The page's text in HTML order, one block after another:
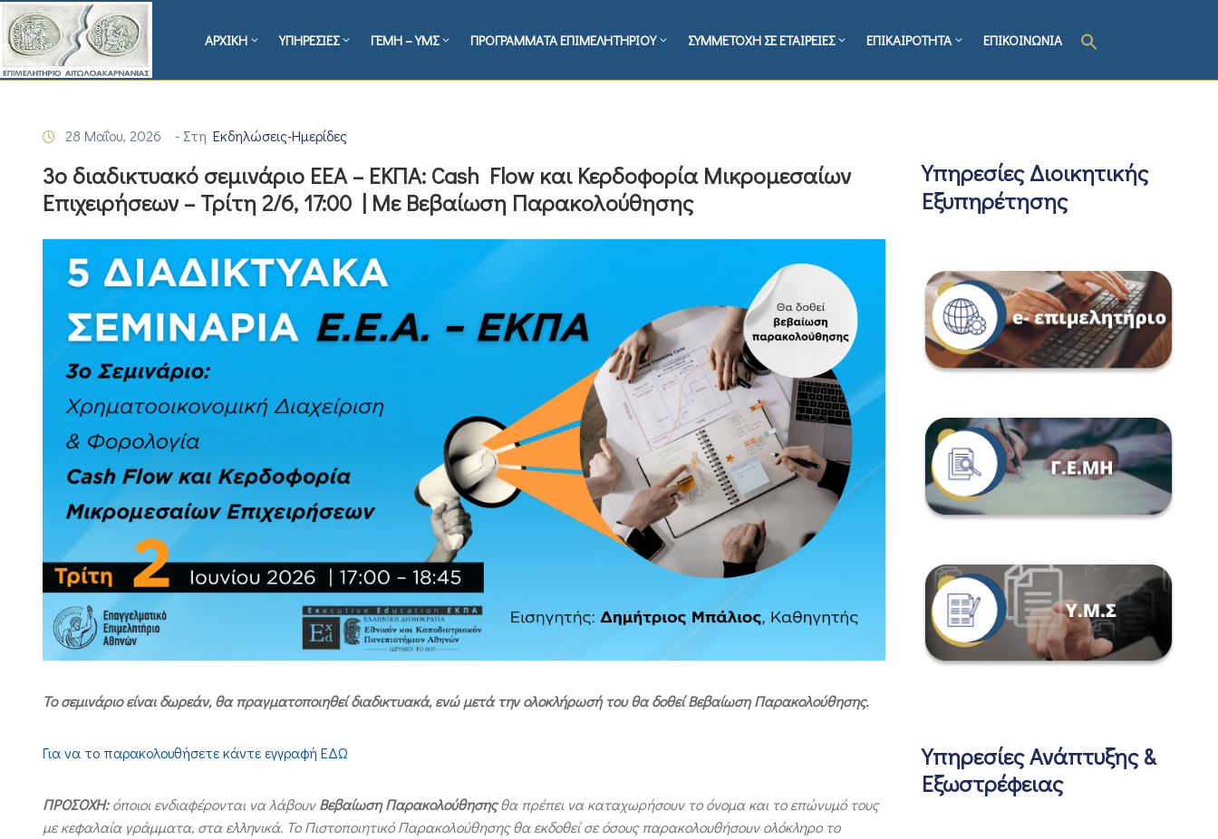
ΑΡΧΙΚΗ ΥΠΗΡΕΣΙΕΣ ΓΕΜΗ – ΥΜΣ ΠΡΟΓΡΑΜΜΑΤΑ ΕΠΙΜΕΛΗΤΗΡΙΟΥ ΣΥΜΜΕΤΟΧΗ ΣΕ ΕΤΑΙΡΕΙΕΣ ΕΠΙΚΑΙΡΟΤΗΤΑ ΕΠΙΚΟΙΝΩΝΙΑ
28 Μαΐου, 2026 - Στη Εκδηλώσεις-Ημερίδες
3ο διαδικτυακό σεμινάριο ΕΕΑ – ΕΚΠΑ: Cash Flow και Κερδοφορία Μικρομεσαίων
Επιχειρήσεων – Τρίτη 2/6, 17:00 | Mε Βεβαίωση Παρακολούθησης
Το σεμινάριο είναι δωρεάν, θα πραγματοποιηθεί διαδικτυακά, ενώ μετά την ολοκλήρωσή του θα δοθεί Βεβαίωση Παρακολούθησης.
Για να το παρακολουθήσετε κάντε εγγραφή ΕΔΩ
ΠΡΟΣΟΧΗ:όποιοι ενδιαφέρονται να λάβουνΒεβαίωση Παρακολούθησηςθα πρέπει να καταχωρήσουν το όνομα και το επώνυμό τους
με κεφαλαία γράμματα, στα ελληνικά. Το Πιστοποιητικό Παρακολούθησης θα εκδοθεί σε όσους παρακολουθήσουν ολόκληρο το
Υπηρεσίες Διοικητικής
Εξυπηρέτησης
Υπηρεσίες Ανάπτυξης &
Εξωστρέφειας